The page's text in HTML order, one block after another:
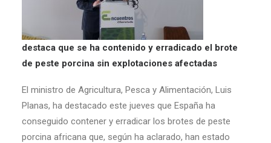
destaca que se ha contenido y erradicado el brote
de peste porcina sin explotaciones afectadas
El ministro de Agricultura, Pesca y Alimentación, Luis
Planas, ha destacado este jueves que España ha
conseguido contener y erradicar los brotes de peste
porcina africana que, según ha aclarado, han estado